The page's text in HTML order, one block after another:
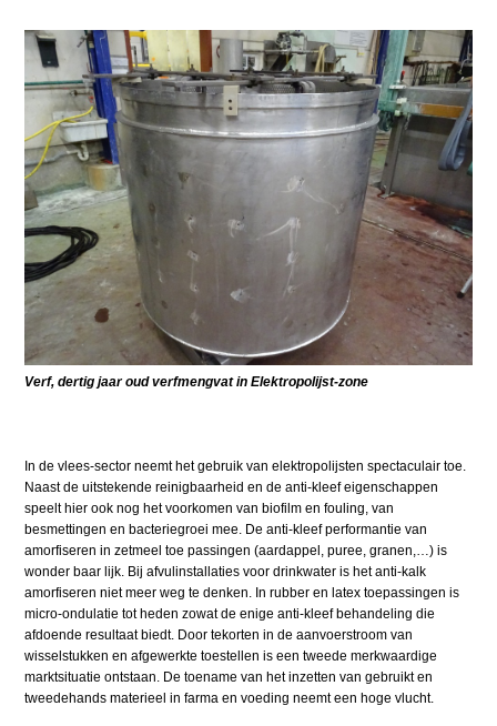
Verf, dertig jaar oud verfmengvat in Elektropolijst-zone
In de vlees-sector neemt het gebruik van elektropolijsten spectaculair toe.
Naast de uitstekende reinigbaarheid en de anti-kleef eigenschappen
speelt hier ook nog het voorkomen van biofilm en fouling, van
besmettingen en bacteriegroei mee. De anti-kleef performantie van
amorfiseren in zetmeel toe passingen (aardappel, puree, granen,…) is
wonder baar lijk. Bij afvulinstallaties voor drinkwater is het anti-kalk
amorfiseren niet meer weg te denken. In rubber en latex toepassingen is
micro-ondulatie tot heden zowat de enige anti-kleef behandeling die
afdoende resultaat biedt. Door tekorten in de aanvoerstroom van
wisselstukken en afgewerkte toestellen is een tweede merkwaardige
marktsituatie ontstaan. De toename van het inzetten van gebruikt en
tweedehands materieel in farma en voeding neemt een hoge vlucht.